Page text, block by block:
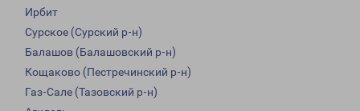
Ирбит
Сурское (Сурский р-н)
Балашов (Балашовский р-н)
Кощаково (Пестречинский р-н)
Газ-Сале (Тазовский р-н)